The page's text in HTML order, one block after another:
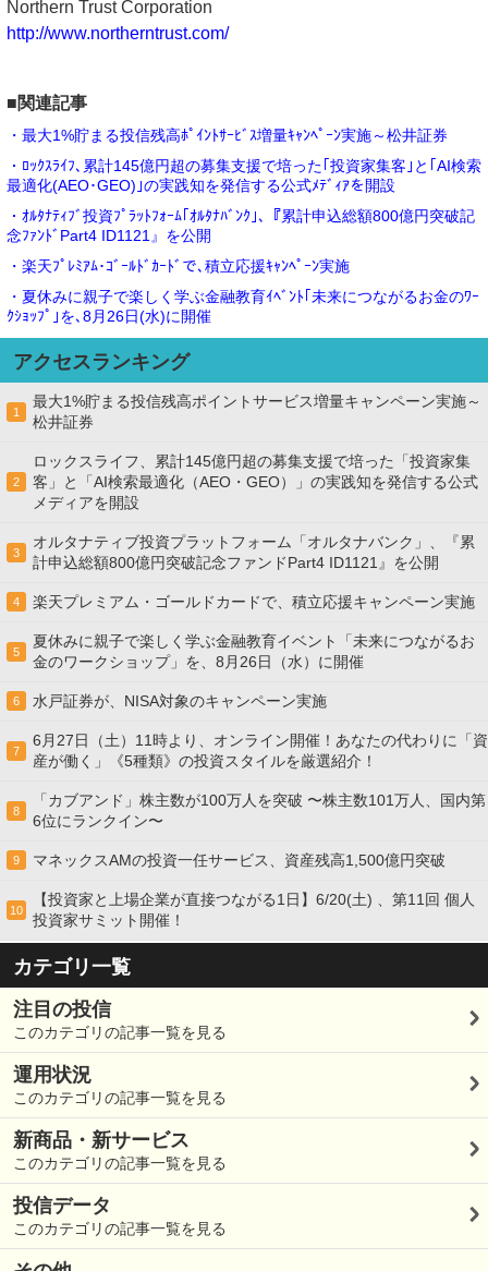
Northern Trust Corporation
http://www.northerntrust.com/
■関連記事
・最大1%貯まる投信残高ﾎﾟｲﾝﾄｻｰﾋﾞｽ増量ｷｬﾝﾍﾟｰﾝ実施～松井証券
・ﾛｯｸｽﾗｲﾌ､累計145億円超の募集支援で培った｢投資家集客｣と｢AI検索
最適化(AEO･GEO)｣の実践知を発信する公式ﾒﾃﾞｨｱを開設
・ｵﾙﾀﾅﾃｨﾌﾞ投資ﾌﾟﾗｯﾄﾌｫｰﾑ｢ｵﾙﾀﾅﾊﾞﾝｸ｣､『累計申込総額800億円突破記
念ﾌｧﾝﾄﾞPart4 ID1121』を公開
・楽天ﾌﾟﾚﾐｱﾑ･ｺﾞｰﾙﾄﾞｶｰﾄﾞで､積立応援ｷｬﾝﾍﾟｰﾝ実施
・夏休みに親子で楽しく学ぶ金融教育ｲﾍﾞﾝﾄ｢未来につながるお金のﾜｰ
ｸｼｮｯﾌﾟ｣を､8月26日(水)に開催
アクセスランキング
1
最大1%貯まる投信残高ポイントサービス増量キャンペーン実施～
松井証券
2
ロックスライフ、累計145億円超の募集支援で培った「投資家集
客」と「AI検索最適化（AEO・GEO）」の実践知を発信する公式
メディアを開設
3
オルタナティブ投資プラットフォーム「オルタナバンク」、『累
計申込総額800億円突破記念ファンドPart4 ID1121』を公開
4 楽天プレミアム・ゴールドカードで、積立応援キャンペーン実施
5
夏休みに親子で楽しく学ぶ金融教育イベント「未来につながるお
金のワークショップ」を、8月26日（水）に開催
6 水戸証券が、NISA対象のキャンペーン実施
7
6月27日（土）11時より、オンライン開催！あなたの代わりに「資
産が働く」《5種類》の投資スタイルを厳選紹介！
8
「カブアンド」株主数が100万人を突破 〜株主数101万人、国内第
6位にランクイン〜
9 マネックスAMの投資一任サービス、資産残高1,500億円突破
10
【投資家と上場企業が直接つながる1日】6/20(土) 、第11回 個人
投資家サミット開催！
カテゴリ一覧
注目の投信
このカテゴリの記事一覧を見る
運用状況
このカテゴリの記事一覧を見る
新商品・新サービス
このカテゴリの記事一覧を見る
投信データ
このカテゴリの記事一覧を見る